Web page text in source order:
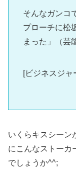
そんなガンコ
プローチに松
まった」（芸
[ビジネスジャ
いくらキスシーン
にこんなストーカ
でしょうか^^;